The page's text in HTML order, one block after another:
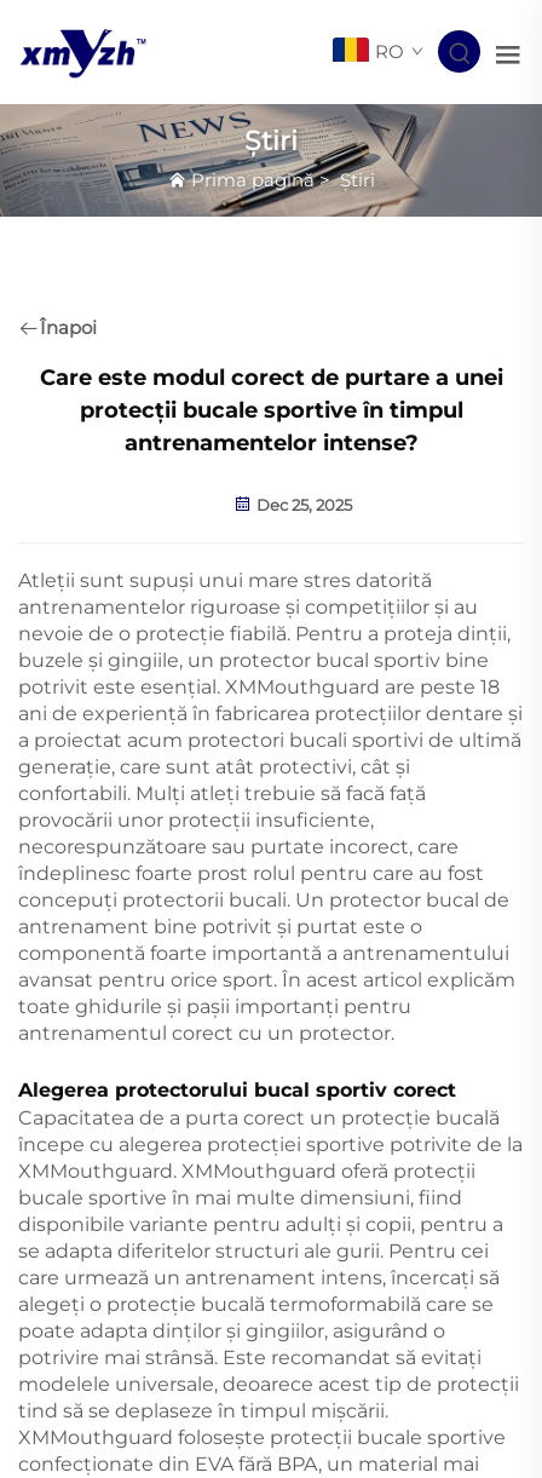
RO
Știri
Prima pagină>Știri
Înapoi
Care este modul corect de purtare a unei
protecții bucale sportive în timpul
antrenamentelor intense?
Dec 25, 2025
Atleții sunt supuși unui mare stres datorită
antrenamentelor riguroase și competițiilor și au
nevoie de o protecție fiabilă. Pentru a proteja dinții,
buzele și gingiile, un protector bucal sportiv bine
potrivit este esențial. XMMouthguard are peste 18
ani de experiență în fabricarea protecțiilor dentare și
a proiectat acum protectori bucali sportivi de ultimă
generație, care sunt atât protectivi, cât și
confortabili. Mulți atleți trebuie să facă față
provocării unor protecții insuficiente,
necorespunzătoare sau purtate incorect, care
îndeplinesc foarte prost rolul pentru care au fost
concepuți protectorii bucali. Un protector bucal de
antrenament bine potrivit și purtat este o
componentă foarte importantă a antrenamentului
avansat pentru orice sport. În acest articol explicăm
toate ghidurile și pașii importanți pentru
antrenamentul corect cu un protector.
Alegerea protectorului bucal sportiv corect
Capacitatea de a purta corect un protecție bucală
începe cu alegerea protecției sportive potrivite de la
XMMouthguard. XMMouthguard oferă protecții
bucale sportive în mai multe dimensiuni, fiind
disponibile variante pentru adulți și copii, pentru a
se adapta diferitelor structuri ale gurii. Pentru cei
care urmează un antrenament intens, încercați să
alegeți o protecție bucală termoformabilă care se
poate adapta dinților și gingiilor, asigurând o
potrivire mai strânsă. Este recomandat să evitați
modelele universale, deoarece acest tip de protecții
tind să se deplaseze în timpul mișcării.
XMMouthguard folosește protecții bucale sportive
confecționate din EVA fără BPA, un material mai